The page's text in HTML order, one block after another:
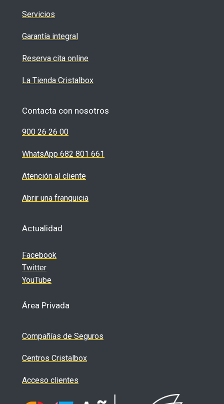
Servicios
Garantía integral
Reserva cita online
La Tienda Cristalbox
Contacta con nosotros
900 26 26 00
WhatsApp 682 801 661
Atención al cliente
Abrir una franquicia
Actualidad
Facebook
Twitter
YouTube
Área Privada
Compañías de Seguros
Centros Cristalbox
Acceso clientes